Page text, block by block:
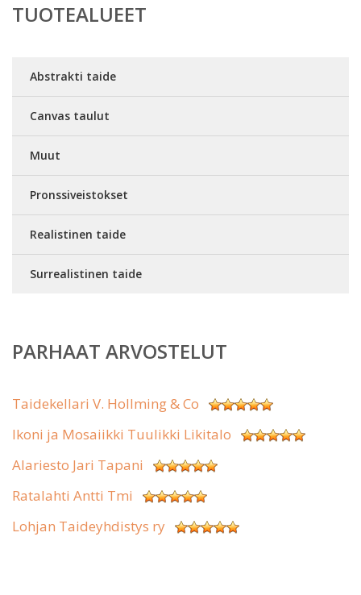
TUOTEALUEET
Abstrakti taide
Canvas taulut
Muut
Pronssiveistokset
Realistinen taide
Surrealistinen taide
PARHAAT ARVOSTELUT
Taidekellari V. Hollming & Co
Ikoni ja Mosaiikki Tuulikki Likitalo
Alariesto Jari Tapani
Ratalahti Antti Tmi
Lohjan Taideyhdistys ry